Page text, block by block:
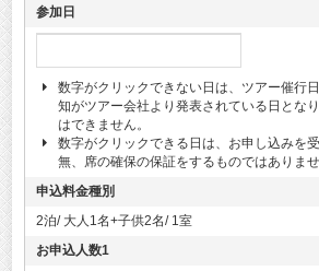
参加日
数字がクリックできない日は、ツアー催行
知がツアー会社より発表されている日とな
はできません。
数字がクリックできる日は、お申し込みを
無、席の確保の保証をするものではありませ
申込料金種別
2泊/ 大人1名+子供2名/ 1室
お申込人数1